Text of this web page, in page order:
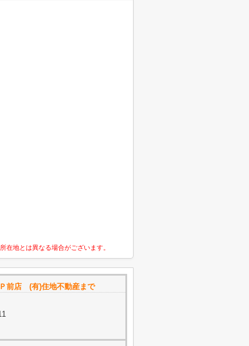
地とは異なる場合がございます。
前店 (有)住地不動産まで